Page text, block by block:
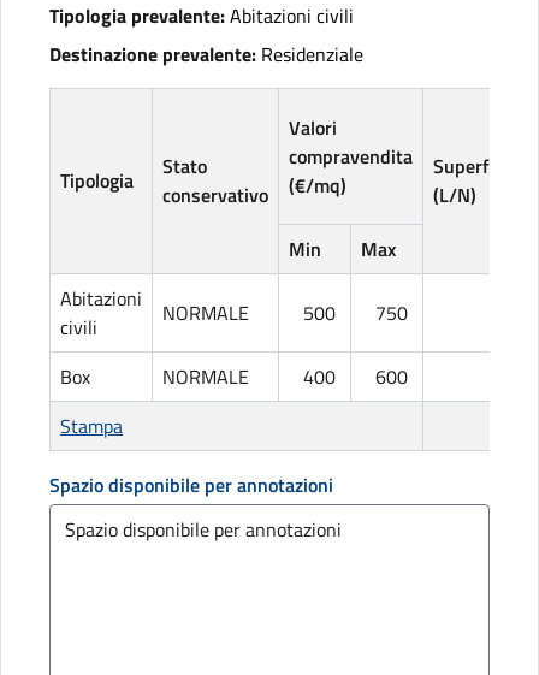
Tipologia prevalente:Abitazioni civili
Destinazione prevalente: Residenziale
Tipologia
Stato
conservativo
Valori
compravendita
(€/mq)
Superficie
(L/N)
Min
Max
Abitazioni
civili
NORMALE 500 750
Box NORMALE 400 600
Stampa
Spazio disponibile per annotazioni